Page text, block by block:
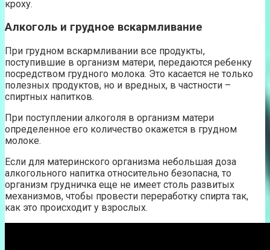
кроху.
Алкоголь и грудное вскармливание
При грудном вскармливании все продукты,
поступившие в организм матери, передаются ребенку
посредством грудного молока. Это касается не только
полезных продуктов, но и вредных, в частности –
спиртных напитков.
При поступлении алкоголя в организм матери
определенное его количество окажется в грудном
молоке.
Если для материнского организма небольшая доза
алкогольного напитка относительно безопасна, то
организм грудничка еще не имеет столь развитых
механизмов, чтобы провести переработку спирта так,
как это происходит у взрослых.